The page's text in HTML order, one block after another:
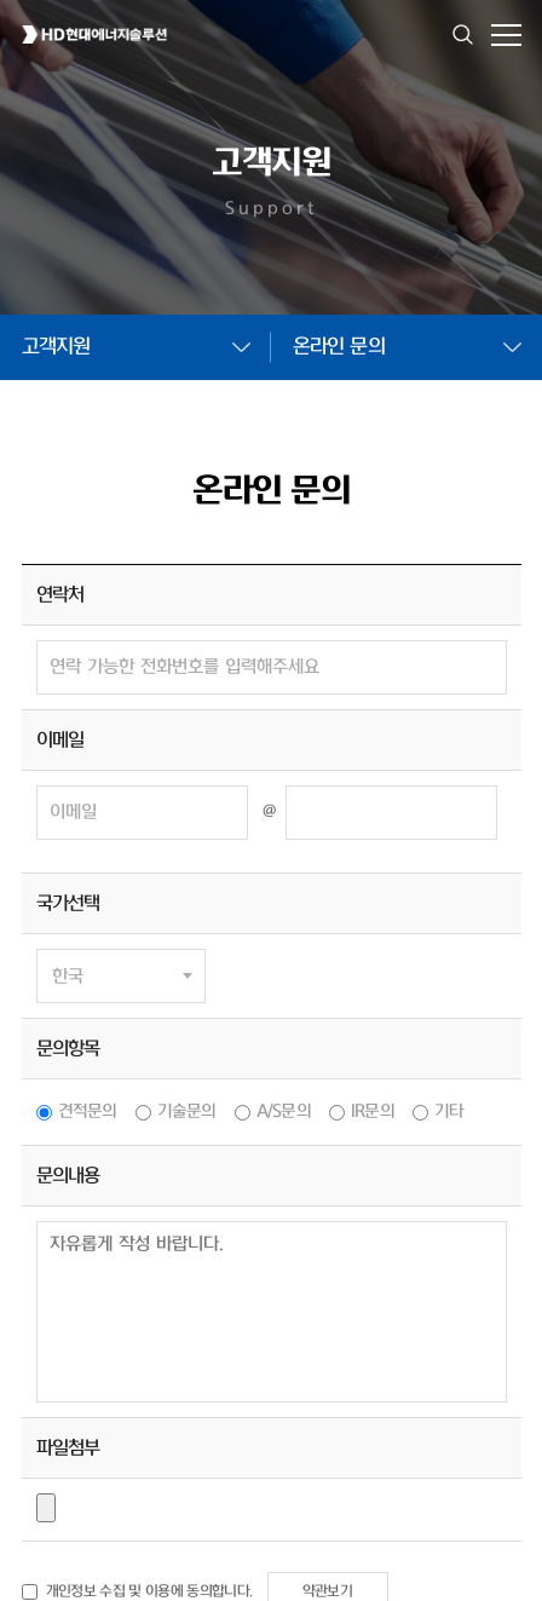
고객지원
Support
고객지원 온라인 문의
온라인 문의
연락처
이메일
@
국가선택
문의항목
견적문의 기술문의 A/S문의 IR문의 기타
문의내용
파일첨부
개인정보 수집 및 이용에 동의합니다. 약관보기